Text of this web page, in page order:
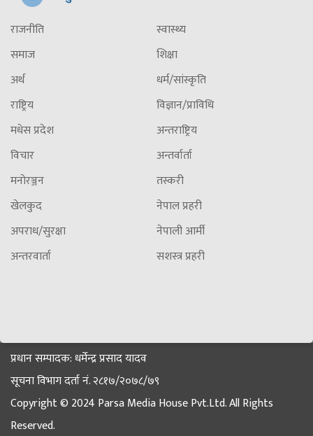
राजनीति
समाज
अर्थ
राष्ट्रिय
मधेस प्रदेश
विचार
मनोरञ्जन
खेलकुद
अपराध/सुरक्षा
अन्तरवार्ता
स्वास्थ्य
शिक्षा
धर्म/सांस्कृति
विज्ञान/प्राविधि
अन्तराष्ट्रिय
अन्तर्वार्ता
तस्करी
नेपाल प्रहरी
नेपाली आर्मी
सशस्त्र प्रहरी
प्रधान सम्पादक: धर्मेन्द्र प्रसाद यादव
सूचना विभाग दर्ता नं. २८१७/२०७८/७९
Copyright © 2024 Parsa Media House Pvt.Ltd. All Rights
Reserved.